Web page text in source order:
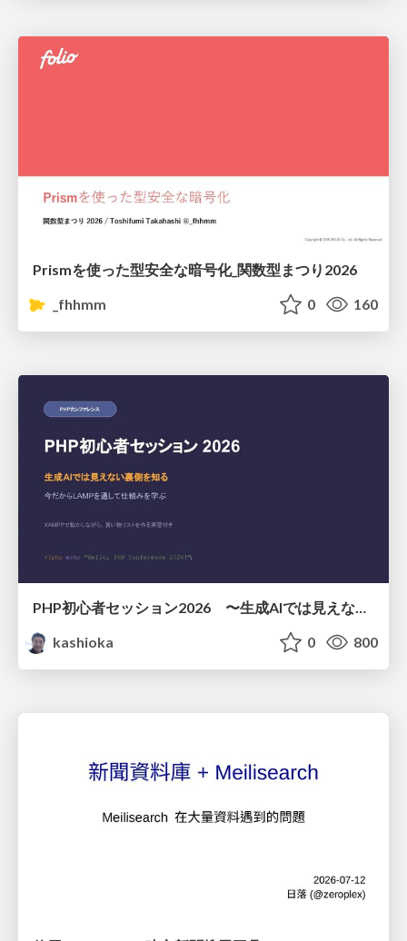
Prismを使った型安全な暗号化_関数型まつり2026
_fhhmm
0 160
PHP初心者セッション2026 〜生成AIでは見えない裏側を知る：今だからLAMPを通して仕組みを学ぶ〜
kashioka
0 800